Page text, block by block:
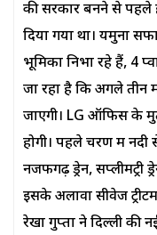
की सरकार बनने से पहले
दिया गया था। यमुना
भूमिका निभा रहे हैं, 4
जा रहा है कि अगले तीन
जाएगी। LG ऑफिस के
होगी। पहले चरण में नदी
नजफगढ़ ड्रेन, सप्लीमेंट्री
इसके अलावा सीवेज
रेखा गुप्‍ता ने दिल्‍ली की